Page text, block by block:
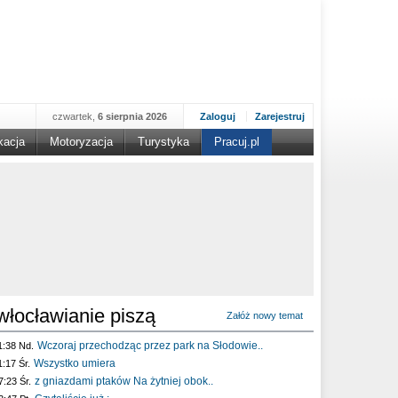
Zaloguj Zarejestruj
czwartek, 6 sierpnia 2026
Motoryzacja Turystyka Pracuj.pl
piszą Załóż nowy temat
Nd. Wczoraj przechodząc przez park na Słodowie..
Śr. Wszystko umiera
Śr. z gniazdami ptaków Na żytniej obok..